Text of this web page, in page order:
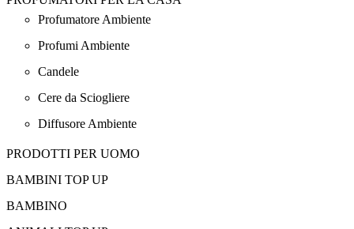
Profumatore Ambiente
Profumi Ambiente
Candele
Cere da Sciogliere
Diffusore Ambiente
PRODOTTI PER UOMO
BAMBINI TOP UP
BAMBINO